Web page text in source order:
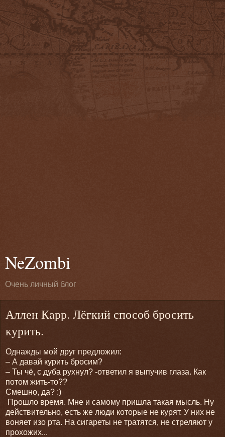
NeZombi
Очень личный блог
Аллен Карр. Лёгкий способ бросить
курить.
Однажды мой друг предложил:
– А давай курить бросим?
– Ты чё, с дуба рухнул? -ответил я выпучив глаза. Как
потом жить-то??
Смешно, да? :)
Прошло время. Мне и самому пришла такая мысль. Ну
действительно, есть же люди которые не курят. У них не
воняет изо рта. На сигареты не тратятся, не стреляют у
прохожих...